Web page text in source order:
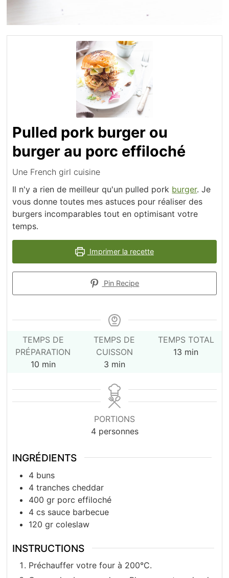
Pulled pork burger ou
burger au porc effiloché
Une French girl cuisine
Il n'y a rien de meilleur qu'un pulled pork burger. Je
vous donne toutes mes astuces pour réaliser des
burgers incomparables tout en optimisant votre
temps.
Imprimer la recette
Pin Recipe
TEMPS DE
PRÉPARATION
10minutes
min
TEMPS DE
CUISSON
3minutes
min
TEMPS TOTAL
13 minutes
min
PORTIONS
4 personnes
INGRÉDIENTS
4 buns
4 tranches cheddar
400 gr porc effiloché
4 cs sauce barbecue
120 gr coleslaw
INSTRUCTIONS
Préchauffer votre four à 200°C.